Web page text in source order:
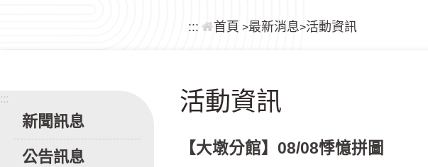
::: 首頁 >最新消息>活動資訊
:::
新聞訊息
公告訊息
活動資訊
【大墩分館】08/08悸憶拼圖